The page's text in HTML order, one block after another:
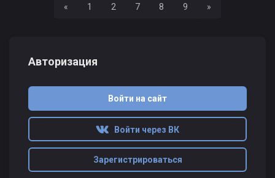
« Назад1 2 7 8 9 »
Авторизация
Войти на сайт
Войти через ВК
Зарегистрироваться